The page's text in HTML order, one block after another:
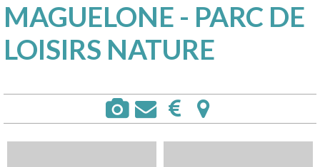
MAGUELONE - PARC DE
LOISIRS NATURE